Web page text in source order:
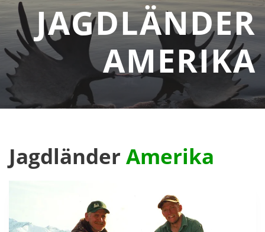
JAGDLÄNDER
AMERIKA
Jagdländer Amerika